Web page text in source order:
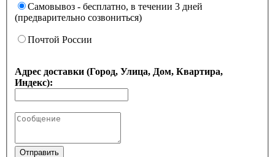
Самовывоз - бесплатно, в течении 3 дней
(предварительно созвониться)
Почтой России
Адрес доставки (Город, Улица, Дом, Квартира,
Индекс):
Отправить